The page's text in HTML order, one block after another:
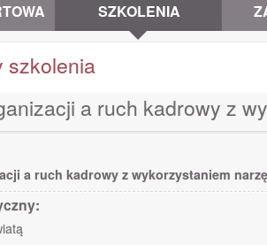
SZKOLENIA
szkolenia
a ruch kadrowy z
a ruch kadrowy z wykorzystaniem